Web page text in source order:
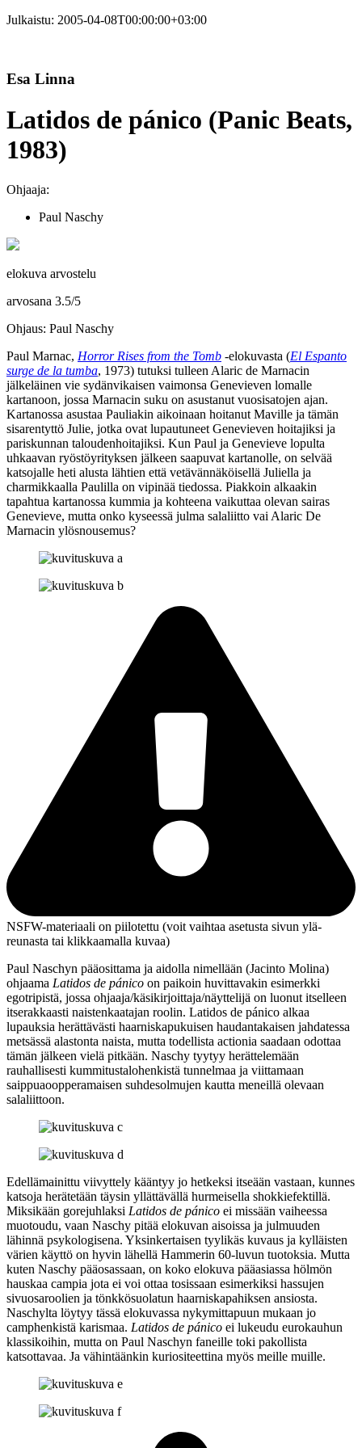
Julkaistu: 2005-04-08T00:00:00+03:00
Esa Linna
Latidos de pánico (Panic Beats,
1983)
Ohjaaja:
Paul Naschy
elokuva arvostelu
arvosana 3.5/5
Ohjaus: Paul Naschy
Paul Marnac, Horror Rises from the Tomb ‑elokuvasta (El Espanto
surge de la tumba, 1973) tutuksi tulleen Alaric de Marnacin
jälkeläinen vie sydänvikaisen vaimonsa Genevieven lomalle
kartanoon, jossa Marnacin suku on asustanut vuosisatojen ajan.
Kartanossa asustaa Pauliakin aikoinaan hoitanut Maville ja tämän
sisarentyttö Julie, jotka ovat lupautuneet Genevieven hoitajiksi ja
pariskunnan taloudenhoitajiksi. Kun Paul ja Genevieve lopulta
uhkaavan ryöstöyrityksen jälkeen saapuvat kartanolle, on selvää
katsojalle heti alusta lähtien että vetävännäköisellä Juliella ja
charmikkaalla Paulilla on vipinää tiedossa. Piakkoin alkaakin
tapahtua kartanossa kummia ja kohteena vaikuttaa olevan sairas
Genevieve, mutta onko kyseessä julma salaliitto vai Alaric De
Marnacin ylösnousemus?
NSFW-materiaali on piilotettu (voit vaihtaa asetusta sivun ylä­
reunasta tai klikkaamalla kuvaa)
Paul Naschyn pääosittama ja aidolla nimellään (Jacinto Molina)
ohjaama Latidos de pánico on paikoin huvittavakin esimerkki
egotripistä, jossa ohjaaja/käsikirjoittaja/näyttelijä on luonut itselleen
itserakkaasti naistenkaatajan roolin. Latidos de pánico alkaa
lupauksia herättävästi haarniskapukuisen haudantakaisen jahdatessa
metsässä alastonta naista, mutta todellista actionia saadaan odottaa
tämän jälkeen vielä pitkään. Naschy tyytyy herättelemään
rauhallisesti kummitustalohenkistä tunnelmaa ja viittamaan
saippuaoopperamaisen suhdesolmujen kautta meneillä olevaan
salaliittoon.
Edellämainittu viivyttely kääntyy jo hetkeksi itseään vastaan, kunnes
katsoja herätetään täysin yllättävällä hurmeisella shokkiefektillä.
Miksikään gorejuhlaksi Latidos de pánico ei missään vaiheessa
muotoudu, vaan Naschy pitää elokuvan aisoissa ja julmuuden
lähinnä psykologisena. Yksinkertaisen tyylikäs kuvaus ja kylläisten
värien käyttö on hyvin lähellä Hammerin 60‑luvun tuotoksia. Mutta
kuten Naschy pääosassaan, on koko elokuva pääasiassa hölmön
hauskaa campia jota ei voi ottaa tosissaan esimerkiksi hassujen
sivuosaroolien ja tönkkösuolatun haarniskapahiksen ansiosta.
Naschylta löytyy tässä elokuvassa nykymittapuun mukaan jo
camphenkistä karismaa. Latidos de pánico ei lukeudu eurokauhun
klassikoihin, mutta on Paul Naschyn faneille toki pakollista
katsottavaa. Ja vähintäänkin kuriositeettina myös meille muille.